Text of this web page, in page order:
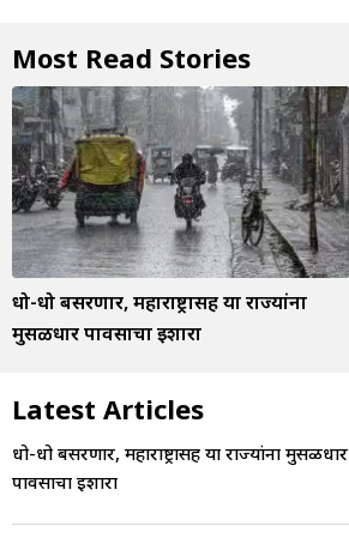
Most Read Stories
धो-धो बसरणार, महाराष्ट्रासह या राज्यांना
मुसळधार पावसाचा इशारा
Latest Articles
धो-धो बसरणार, महाराष्ट्रासह या राज्यांना मुसळधार
पावसाचा इशारा